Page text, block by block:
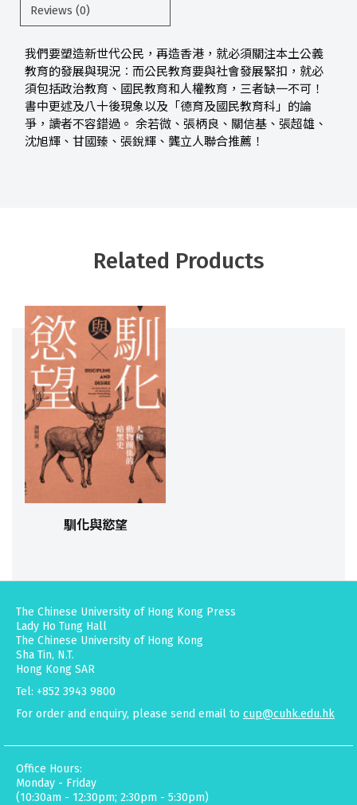
Reviews (0)
我們要塑造新世代公民，再造香港，就必須關注本土公義
教育的發展與現況︰而公民教育要與社會發展緊扣，就必
須包括政治教育、國民教育和人權教育，三者缺一不可！
書中更述及八十後現象以及「德育及國民教育科」的論
爭，讀者不容錯過。 余若微、張柄良、關信基、張超雄、
沈旭輝、甘國臻、張銳輝、龔立人聯合推薦！
Related Products
馴化與慾望
The Chinese University of Hong Kong Press
Lady Ho Tung Hall
The Chinese University of Hong Kong
Sha Tin, N.T.
Hong Kong SAR
Tel: +852 3943 9800
For order and enquiry, please send email to cup@cuhk.edu.hk
Office Hours:
Monday - Friday
(10:30am - 12:30pm; 2:30pm - 5:30pm)